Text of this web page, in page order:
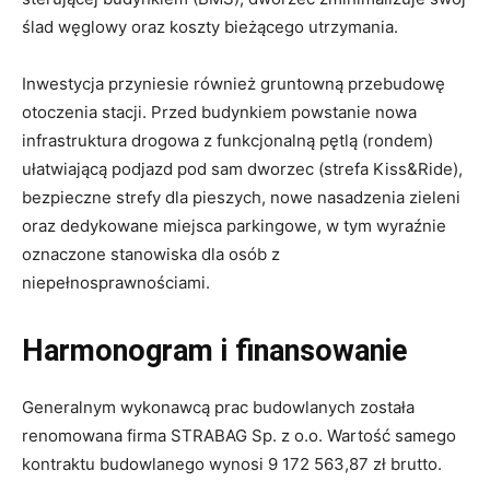
Inwestycja przyniesie również gruntowną przebudowę
infrastruktura drogowa z funkcjonalną pętlą (rondem)
ułatwiającą podjazd pod sam dworzec (strefa Kiss&Ride),
bezpieczne strefy dla pieszych, nowe nasadzenia zieleni
oraz dedykowane miejsca parkingowe, w tym wyraźnie
oznaczone stanowiska dla osób z
niepełnosprawnościami.
Harmonogram i finansowanie
Generalnym wykonawcą prac budowlanych została
kontraktu budowlanego wynosi 9 172 563,87 zł brutto.
Pierwsze ciężkie maszyny pojawią się w Mielcu jeszcze